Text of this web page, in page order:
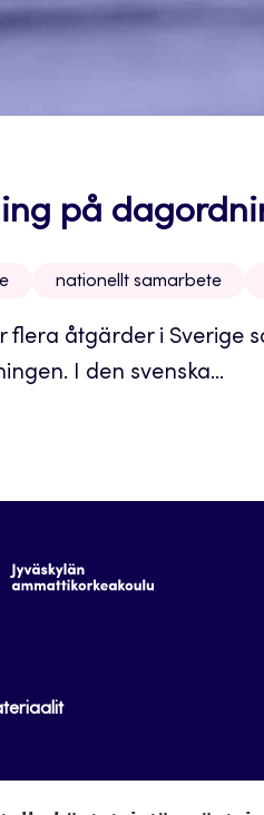
på
nationellt samarbete
flera åtgärder i Sverige
I den svenska...